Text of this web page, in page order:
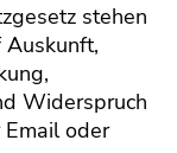
stehen
Auskunft,
Widerspruch
oder